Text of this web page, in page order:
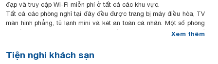
đạp và truy cập Wi-Fi miễn phí ở tất cả các khu vực.
Tất cả các phòng nghỉ tại đây đều được trang bị máy điều hòa, TV
màn hình phẳng, tủ lạnh mini và két an toàn cá nhân. Một số phòng
cho tầm nhìn ra quang cảnh thành phố/dòng sông hoặc khu vực ghế
cá nhân miễn phí.
Du khách có thể đến gặp nhân viên lễ tân để được hỗ trợ với một
Xem thêm
Tiện nghi khách sạn